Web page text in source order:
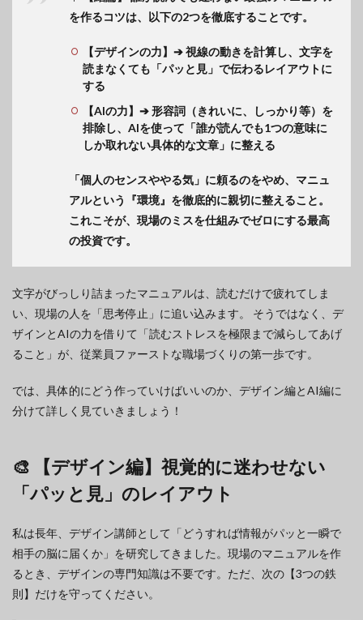
を作るコツは、以下の2つを徹底することです。
【デザインの力】➔ 視線の動きを計算し、文字を
読まなくても「パッと見」で伝わるレイアウトに
する
【AIの力】➔ 形容詞（きれいに、しっかり等）を
排除し、AIを使って「誰が読んでも1つの意味に
しか取れない具体的な文章」に整える
「個人のセンスややる気」に頼るのをやめ、マニュ
アルという『環境』を徹底的に親切に整えること。
これこそが、現場のミスを仕組みでゼロにする最高
の投資です。
文字がびっしり詰まったマニュアルは、読むだけで疲れてしま
い、現場の人を「思考停止」に追い込みます。 そうではなく、デ
ザインとAIの力を借りて「読むストレスを極限まで減らしてあげ
ること」が、従業員ファーストな職場づくりの第一歩です。
では、具体的にどう作っていけばいいのか、デザイン編とAI編に
分けて詳しく見ていきましょう！
🎨 【デザイン編】視覚的に迷わせない
「パッと見」のレイアウト
私は長年、デザイン講師として「どうすれば情報がパッと一瞬で
相手の脳に届くか」を研究してきました。現場のマニュアルを作
るとき、デザインの専門知識は不要です。ただ、次の【3つの鉄
則】だけを守ってください。